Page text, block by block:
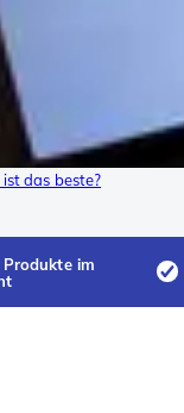
das beste?
im